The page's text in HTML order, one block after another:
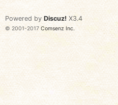
Powered by Discuz! X3.4
© 2001-2017 Comsenz Inc.